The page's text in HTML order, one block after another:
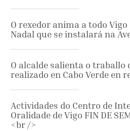
O rexedor anima a todo
Nadal que se instalará na
O alcalde salienta o traballo
realizado en Cabo Verde en
Actividades do Centro de
Oralidade de Vigo FIN DE
<br />